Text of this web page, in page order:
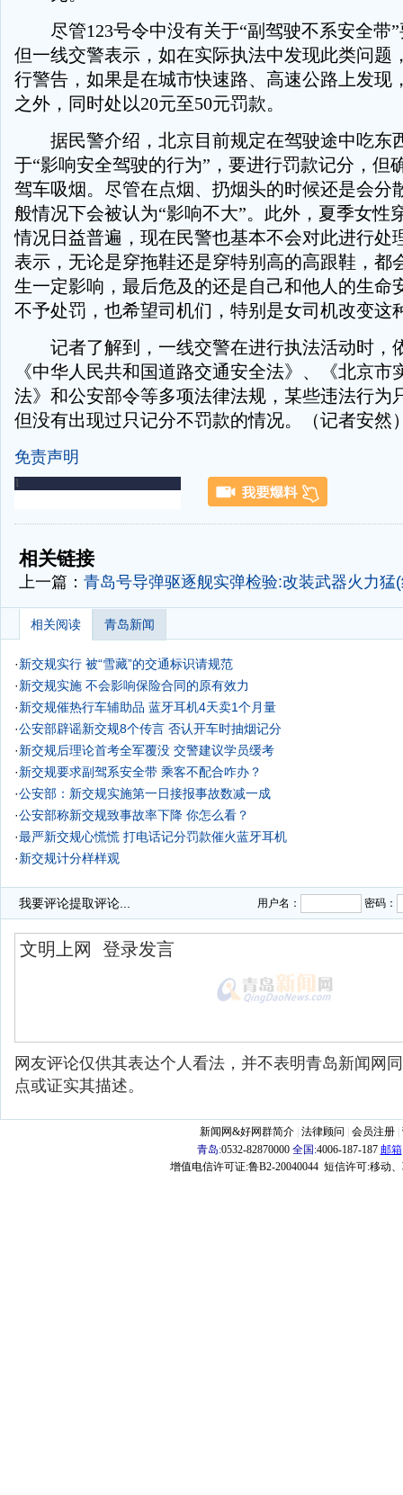
尽管123号令中没有关于“副驾驶不系安全带”
但一线交警表示，如在实际执法中发现此类问题
行警告，如果是在城市快速路、高速公路上发现
之外，同时处以20元至50元罚款。
据民警介绍，北京目前规定在驾驶途中吃东
于“影响安全驾驶的行为”，要进行罚款记分，但
驾车吸烟。尽管在点烟、扔烟头的时候还是会分
般情况下会被认为“影响不大”。此外，夏季女性
情况日益普遍，现在民警也基本不会对此进行处
表示，无论是穿拖鞋还是穿特别高的高跟鞋，都
生一定影响，最后危及的还是自己和他人的生命
不予处罚，也希望司机们，特别是女司机改变这
记者了解到，一线交警在进行执法活动时，
《中华人民共和国道路交通安全法》、《北京市
法》和公安部令等多项法律法规，某些违法行为
但没有出现过只记分不罚款的情况。（记者安然
免责声明
-
相关链接
上一篇： 青岛号导弹驱逐舰实弹检验:改装武器火力猛
相关阅读 青岛新闻
·新交规实行 被“雪藏”的交通标识请规范
·新交规实施 不会影响保险合同的原有效力
·新交规催热行车辅助品 蓝牙耳机4天卖1个月量
·公安部辟谣新交规8个传言 否认开车时抽烟记分
·新交规后理论首考全军覆没 交警建议学员缓考
·新交规要求副驾系安全带 乘客不配合咋办？
·公安部：新交规实施第一日接报事故数减一成
·公安部称新交规致事故率下降 你怎么看？
·最严新交规心慌慌 打电话记分罚款催火蓝牙耳机
·新交规计分样样观
我要评论提取评论... 用户名： 密码：
网友评论仅供其表达个人看法，并不表明青岛新闻网
点或证实其描述。